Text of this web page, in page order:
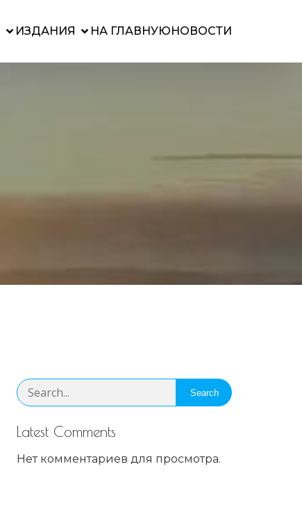
ИЗДАНИЯ НА ГЛАВНУЮНОВОСТИ
Search
Latest Comments
Нет комментариев для просмотра.